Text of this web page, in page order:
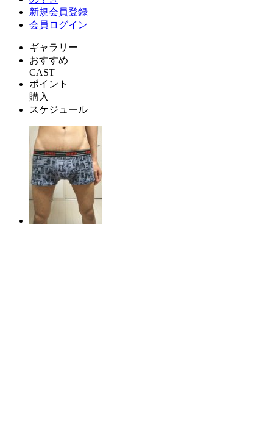
新規会員登録
会員ログイン
ギャラリー
おすすめ
CAST
ポイント
購入
スケジュール